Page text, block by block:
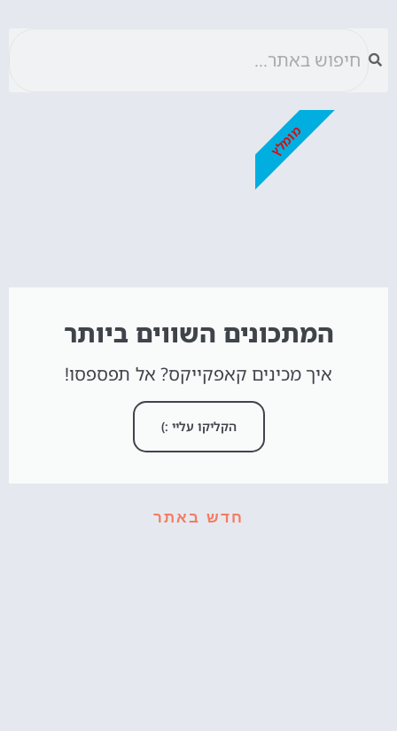
המתכונים השווים ביותר
איך מכינים קאפקייקס? אל תפספסו!
הקליקו עליי :)
מומלץ
חדש באתר